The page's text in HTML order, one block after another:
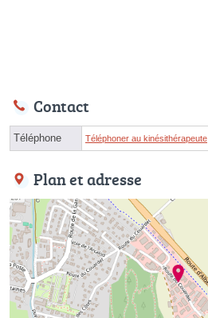
Contact
Téléphone Téléphoner au kinésithérapeute
Plan et adresse